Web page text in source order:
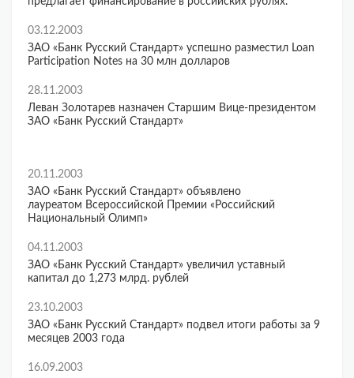
03.12.2003
ЗАО «Банк Русский Стандарт» успешно разместил Loan
Participation Notes на 30 млн долларов
28.11.2003
Леван Золотарев назначен Старшим Вице-президентом
ЗАО «Банк Русский Стандарт»
20.11.2003
ЗАО «Банк Русский Стандарт» объявлено
лауреатом Всероссийской Премии «Российский
Национальный Олимп»
04.11.2003
ЗАО «Банк Русский Стандарт» увеличил уставный
капитал до 1,273 млрд. рублей
23.10.2003
ЗАО «Банк Русский Стандарт» подвел итоги работы за 9
месяцев 2003 года
16.09.2003